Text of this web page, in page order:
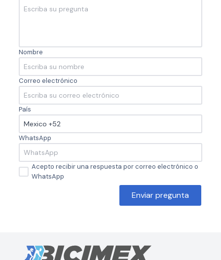
Nombre
Correo electrónico
País
WhatsApp
Acepto recibir una respuesta por correo electrónico o
WhatsApp
Enviar pregunta